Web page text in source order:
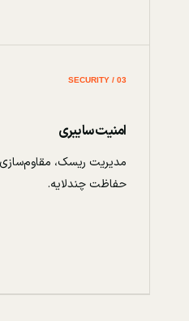
03 / SECURITY
امنیت سایبری
مدیریت ریسک،
حفاظت چندلایه.